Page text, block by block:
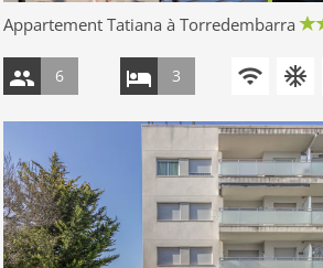
Appartement Tatiana à Torredembarra
6 3